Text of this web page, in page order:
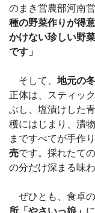
のまき営農部河南
種の野菜作りが得
かけない珍しい野
です」
そして、 地元の
正体は、スティッ
ぶし、塩漬けした
穫にはじまり、漬
まですべてが手作
売です。採れたて
の分だけ深まる味わ
ぜひとも、食卓
所「やさいっ娘」